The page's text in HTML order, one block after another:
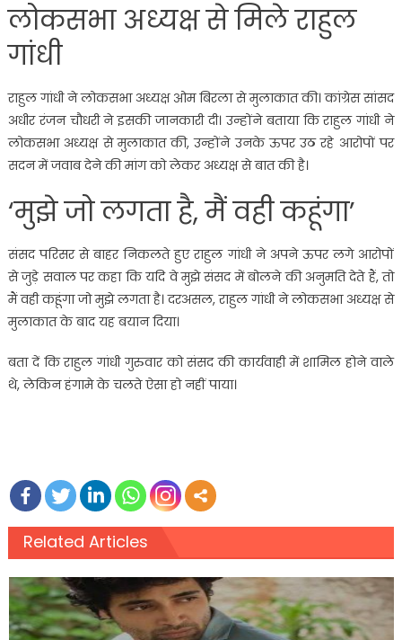
लोकसभा अध्यक्ष से मिले राहुल
गांधी
राहुल गांधी ने लोकसभा अध्यक्ष ओम बिरला से मुलाकात की। कांग्रेस सांसद
अधीर रंजन चौधरी ने इसकी जानकारी दी। उन्होंने बताया कि राहुल गांधी ने
लोकसभा अध्यक्ष से मुलाकात की, उन्होंने उनके ऊपर उठ रहे आरोपों पर
सदन में जवाब देने की मांग को लेकर अध्यक्ष से बात की है।
‘मुझे जो लगता है, मैं वही कहूंगा’
संसद परिसर से बाहर निकलते हुए राहुल गांधी ने अपने ऊपर लगे आरोपों
से जुड़े सवाल पर कहा कि यदि वे मुझे संसद में बोलने की अनुमति देते हैं, तो
मैं वही कहूंगा जो मुझे लगता है। दरअसल, राहुल गांधी ने लोकसभा अध्यक्ष से
मुलाकात के बाद यह बयान दिया।
बता दें कि राहुल गांधी गुरुवार को संसद की कार्यवाही में शामिल होने वाले
थे, लेकिन हंगामे के चलते ऐसा हो नहीं पाया।
Related Articles